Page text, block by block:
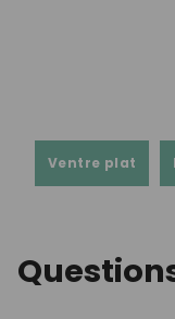
Ventre plat